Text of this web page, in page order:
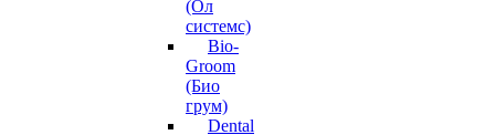
(Ол
системс)
Bio-
Groom
(Био
грум)
Dental